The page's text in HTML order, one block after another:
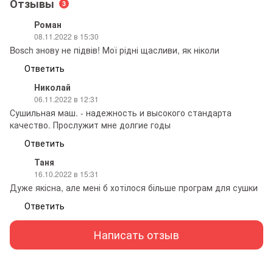
Отзывы 3
Роман
08.11.2022 в 15:30
Bosch знову не підвів! Мої рідні щасливи, як ніколи
Ответить
Николай
06.11.2022 в 12:31
Сушильная маш. - надежность и высокого стандарта
качество. Прослужит мне долгие годы
Ответить
Таня
16.10.2022 в 15:31
Дуже якісна, але мені б хотілося більше програм для сушки
Ответить
Написать отзыв